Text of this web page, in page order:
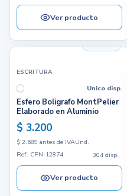
Ver producto
ESCRITURA
Unico disp.
Esfero Boligrafo MontPelier
Elaborado en Aluminio
$ 3.200
$ 2.689 antes de IVAUnd.
Ref. CPN-12874
304 disp.
Ver producto